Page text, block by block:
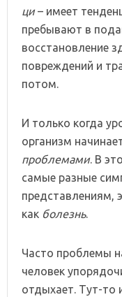
ци– имеет
пребывают в
восстановление
повреждений и
потом.
И только когда
организм
проблемами. В
самые разные
представлениям,
как болезнь.
Часто проблемы
человек
отдыхает. Тут-то